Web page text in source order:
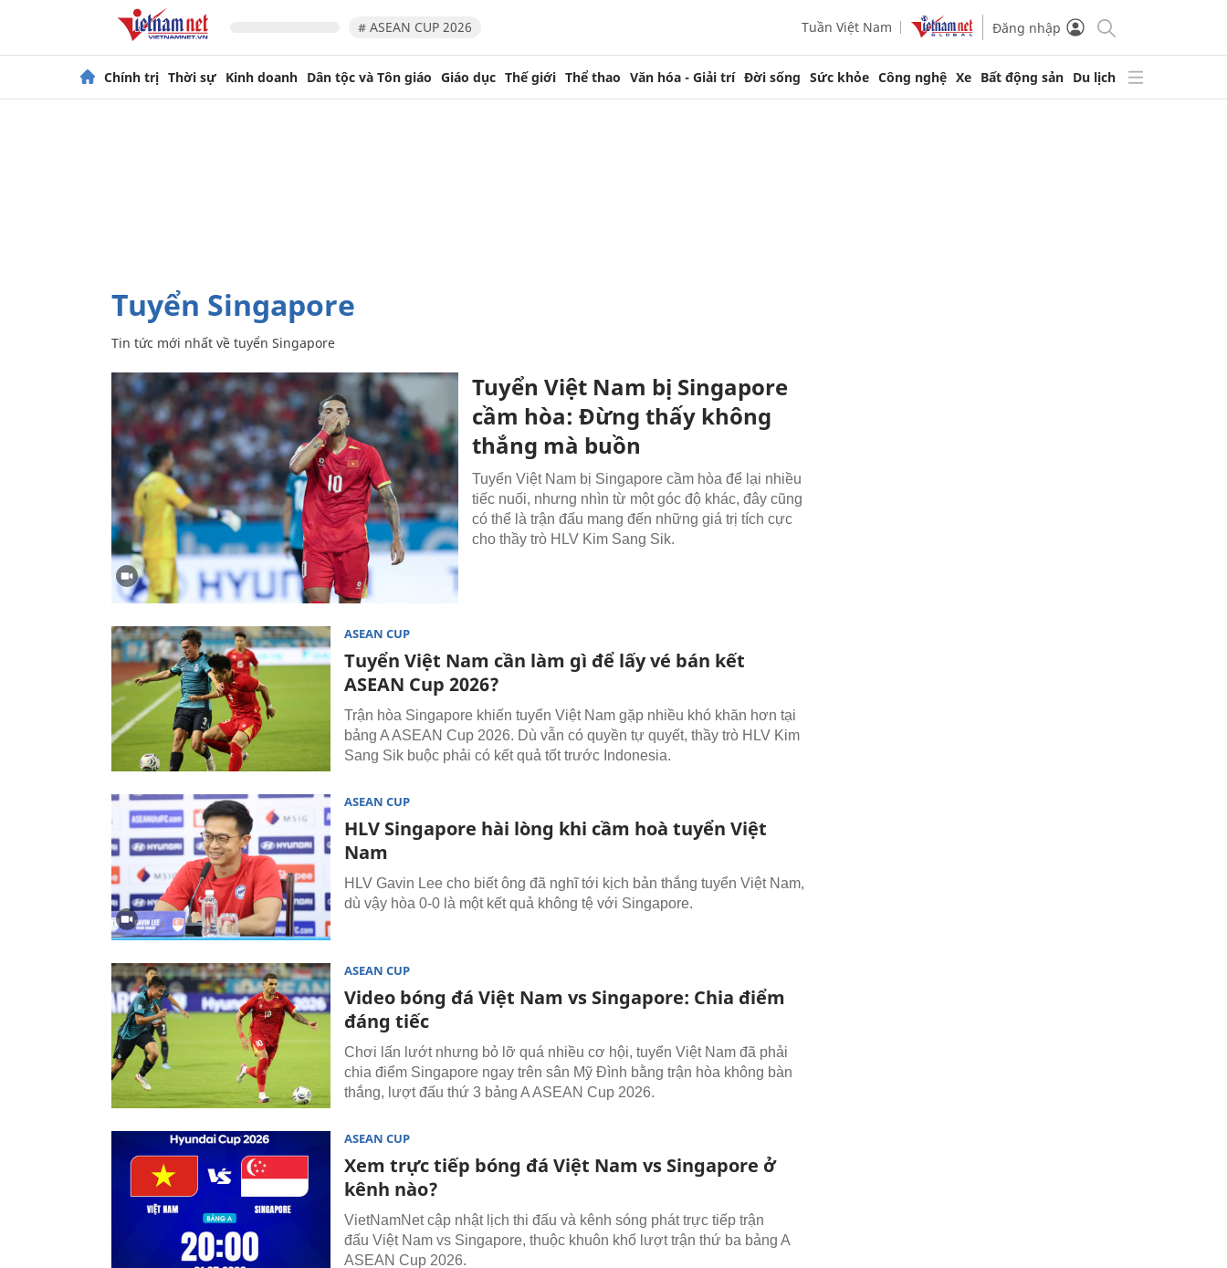
# ASEAN CUP 2026 Tuần Việt Nam Đăng nhập
Chính trị Thời sự Kinh doanh Dân tộc và Tôn giáo Giáo dục Thế giới Thể thao Văn hóa - Giải trí Đời sống Sức khỏe Công nghệ Xe Bất động sản Du lịch
tuyển Singapore
Tin tức mới nhất về tuyển Singapore
Tuyển Việt Nam bị Singapore
cầm hòa: Đừng thấy không
thắng mà buồn
Tuyển Việt Nam bị Singapore cầm hòa để lại nhiều
tiếc nuối, nhưng nhìn từ một góc độ khác, đây cũng
có thể là trận đấu mang đến những giá trị tích cực
cho thầy trò HLV Kim Sang Sik.
ASEAN CUP
Tuyển Việt Nam cần làm gì để lấy vé bán kết
ASEAN Cup 2026?
Trận hòa Singapore khiến tuyển Việt Nam gặp nhiều khó khăn hơn tại
bảng A ASEAN Cup 2026. Dù vẫn có quyền tự quyết, thầy trò HLV Kim
Sang Sik buộc phải có kết quả tốt trước Indonesia.
ASEAN CUP
HLV Singapore hài lòng khi cầm hoà tuyển Việt
Nam
HLV Gavin Lee cho biết ông đã nghĩ tới kịch bản thắng tuyển Việt Nam,
dù vậy hòa 0-0 là một kết quả không tệ với Singapore.
ASEAN CUP
Video bóng đá Việt Nam vs Singapore: Chia điểm
đáng tiếc
Chơi lấn lướt nhưng bỏ lỡ quá nhiều cơ hội, tuyển Việt Nam đã phải
chia điểm Singapore ngay trên sân Mỹ Đình bằng trận hòa không bàn
thắng, lượt đấu thứ 3 bảng A ASEAN Cup 2026.
ASEAN CUP
Xem trực tiếp bóng đá Việt Nam vs Singapore ở
kênh nào?
VietNamNet cập nhật lịch thi đấu và kênh sóng phát trực tiếp trận
đấu Việt Nam vs Singapore, thuộc khuôn khổ lượt trận thứ ba bảng A
ASEAN Cup 2026.